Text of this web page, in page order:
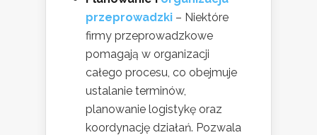
przeprowadzki – Niektóre
firmy przeprowadzkowe
pomagają w organizacji
całego procesu, co obejmuje
ustalanie terminów,
planowanie logistykę oraz
koordynację działań. Pozwala